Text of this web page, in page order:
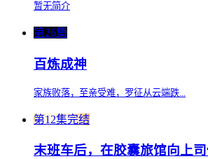
暂无简介
第26集
百炼成神
家族败落，至亲受难，罗征从云端跌...
第12集完结
末班车后，在胶囊旅馆向上